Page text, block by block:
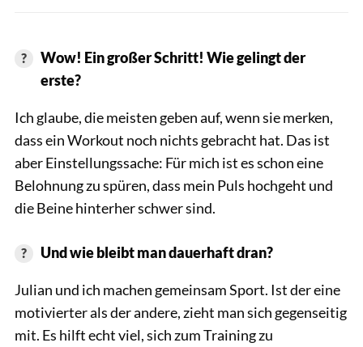
Wow! Ein großer Schritt! Wie gelingt der
erste?
Ich glaube, die meisten geben auf, wenn sie merken,
dass ein Workout noch nichts gebracht hat. Das ist
aber Einstellungssache: Für mich ist es schon eine
Belohnung zu spüren, dass mein Puls hochgeht und
die Beine hinterher schwer sind.
Und wie bleibt man dauerhaft dran?
Julian und ich machen gemeinsam Sport. Ist der eine
motivierter als der andere, zieht man sich gegenseitig
mit. Es hilft echt viel, sich zum Training zu